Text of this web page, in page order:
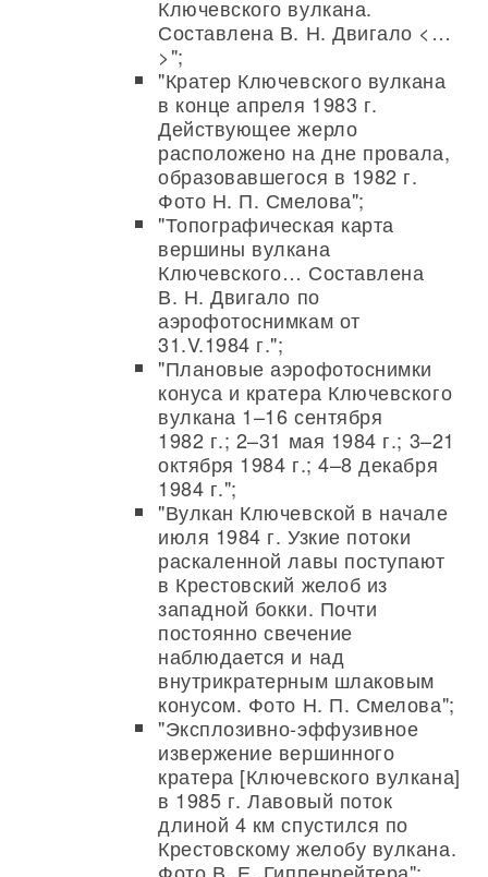
Ключевского вулкана.
Составлена В. Н. Двигало <…
>";
"Кратер Ключевского вулкана
в конце апреля 1983 г.
Действующее жерло
расположено на дне провала,
образовавшегося в 1982 г.
Фото Н. П. Смелова";
"Топографическая карта
вершины вулкана
Ключевского… Составлена
В. Н. Двигало по
аэрофотоснимкам от
31.V.1984 г.";
"Плановые аэрофотоснимки
конуса и кратера Ключевского
вулкана 1–16 сентября
1982 г.; 2–31 мая 1984 г.; 3–21
октября 1984 г.; 4–8 декабря
1984 г.";
"Вулкан Ключевской в начале
июля 1984 г. Узкие потоки
раскаленной лавы поступают
в Крестовский желоб из
западной бокки. Почти
постоянно свечение
наблюдается и над
внутрикратерным шлаковым
конусом. Фото Н. П. Смелова";
"Эксплозивно-эффузивное
извержение вершинного
кратера [Ключевского вулкана]
в 1985 г. Лавовый поток
длиной 4 км спустился по
Крестовскому желобу вулкана.